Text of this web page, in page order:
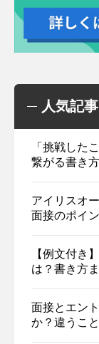
人気記事
「挑戦した
繋がる書き
アイリスオ
面接のポイ
【例文付き
は？書き方
面接とエン
か？違うこ